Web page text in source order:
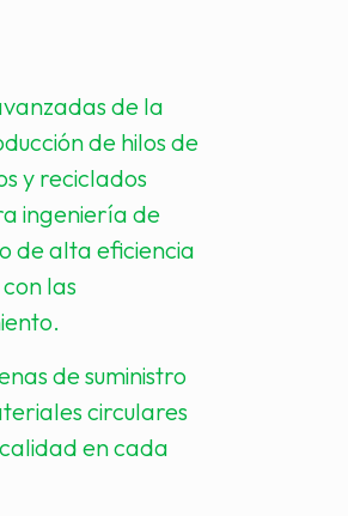
de la
de hilos de
y reciclados
ingeniería de
de alta eficiencia
las
de suministro
circulares
en cada